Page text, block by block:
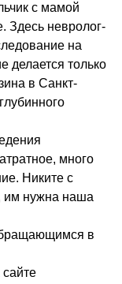
с мамой
Здесь невролог-
на
делается только
в Санкт-
много
Никите с
им нужна наша
в